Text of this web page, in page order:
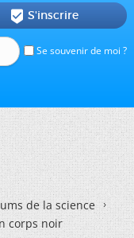
Se souvenir de moi ?
 S'inscrire
de la science
corps noir